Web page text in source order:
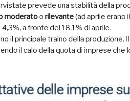
prevede una stabilità della
moderatoo rilevante(ad aprile erano
a fronte del 18,1% di aprile.
il principale traino della produzione.
il calo della quota di imprese che